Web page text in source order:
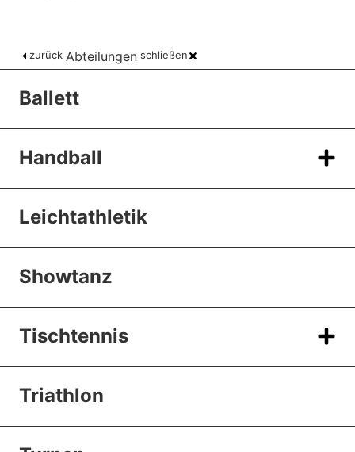
zurück Abteilungen schließen
Ballett
Handball
Leichtathletik
Showtanz
Tischtennis
Triathlon